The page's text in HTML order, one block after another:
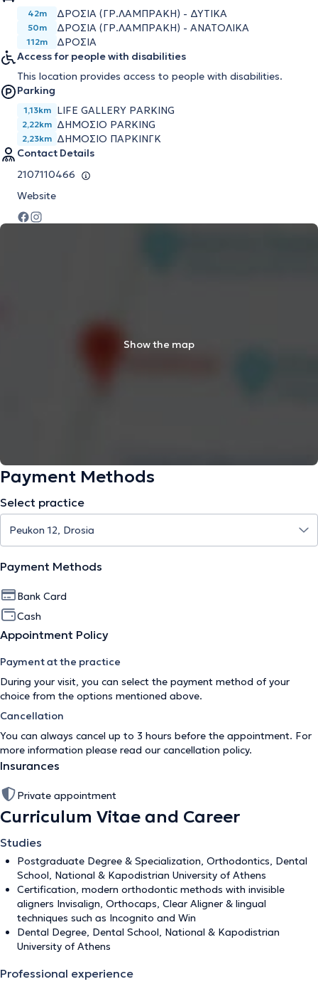
42m ΔΡΟΣΙΑ (ΓΡ.ΛΑΜΠΡΑΚΗ) - ΔΥΤΙΚΑ
50m ΔΡΟΣΙΑ (ΓΡ.ΛΑΜΠΡΑΚΗ) - ΑΝΑΤΟΛΙΚΑ
112m
ΔΡΟΣΙΑ
Access for people with disabilities
This location provides access to people with disabilities.
Parking
1,13km LIFE GALLERY PARKING
2,22km ΔΗΜΟΣΙΟ PARKING
2,23km ΔΗΜΟΣΙΟ ΠΑΡΚΙΝΓΚ
Contact Details
2107110466
Website
Show the map
Payment Methods
Select practice
Payment Methods
Bank Card
Cash
Appointment Policy
Payment at the practice
During your visit, you can select the payment method of your
choice from the options mentioned above.
Cancellation
You can always cancel up to 3 hours before the appointment. For
more information please read our cancellation policy.
Insurances
Private appointment
Curriculum Vitae and Career
Studies
Postgraduate Degree & Specialization, Orthodontics, Dental
School, National & Kapodistrian University of Athens
Certification, modern orthodontic methods with invisible
aligners Invisalign, Orthocaps, Clear Aligner & lingual
techniques such as Incognito and Win
Dental Degree, Dental School, National & Kapodistrian
University of Athens
Professional experience